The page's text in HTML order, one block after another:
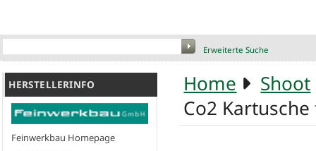
Erweiterte Suche
HERSTELLERINFO
Feinwerkbau Homepage
Home
Shoot
Co2